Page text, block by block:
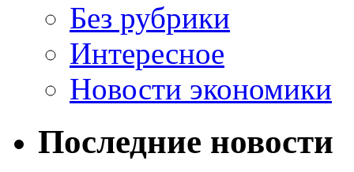
Без рубрики
Интересное
Новости экономики
Последние новости